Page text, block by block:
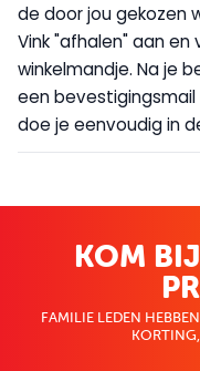
de door jou gekozen
Vink "afhalen" aan
winkelmandje. Na je
een
doe je eenvoudig in
KOM
FAMILIE LEDEN
KORTING,